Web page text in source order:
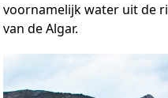
voornamelijk water uit de
van de Algar.